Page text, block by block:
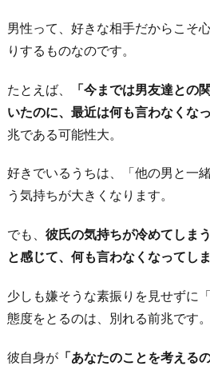
男性って、好きな相手だからこそ
りするものなのです。
たとえば、
「今までは男友達との
いたのに、最近は何も言わなくなっ
兆である可能性大。
好きでいるうちは、「他の男と一
う気持ちが大きくなります。
でも、 彼氏の気持ちが冷めてしま
と感じて、何も言わなくなってし
少しも嫌そうな素振りを見せずに
態度をとるのは、別れる前兆です。
彼自身が 「あなたのことを考える